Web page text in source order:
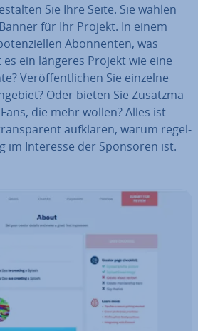
Sie Ihre Seite. Sie wählen
für Ihr Projekt. In einem
Abon­nen­ten, was
es ein längeres Projekt wie eine
Ver­öf­fent­li­chen Sie einzelne
Oder bieten Sie Zu­satz­ma­
die mehr wollen? Alles ist
aufklären, warum re­gel­
im Interesse der Sponsoren ist.